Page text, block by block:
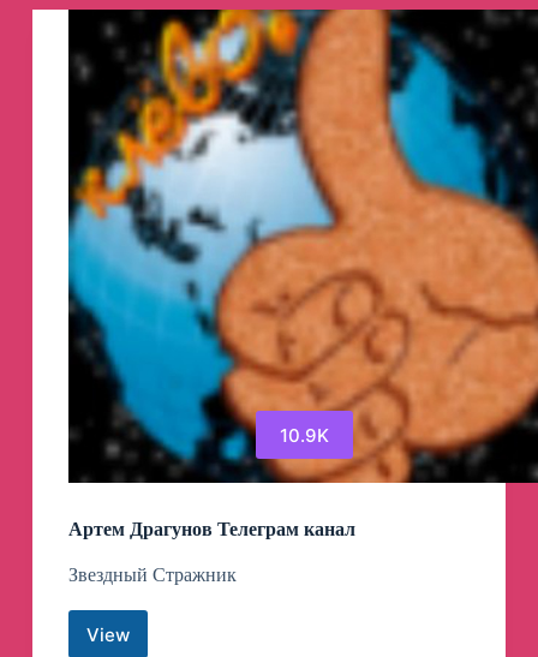
футбольных
матчей
Телеграм
канал
10.9K
Артем Драгунов Телеграм канал
Звездный Стражник
ViewАртем